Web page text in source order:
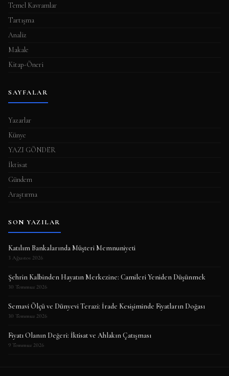
Temel Kavramlar
Tartışma
Analiz
Makale
Kitap-Öneri
SAYFALAR
Yazarlar
Künye
YAZI GÖNDER
İktisat
Gündem
Araştırma
SON YAZILAR
Katılım Bankalarında Müşteri Memnuniyeti
3 Ağustos 2026
Şehrin Kalbinden Hayatın Merkezine: Camileri Yeniden Düşünmek
30 Temmuz 2026
Semavi Ölçü ve Dünyevi Terazi: İrade Kesişiminde Fiyatların Doğası
30 Temmuz 2026
Fiyatı Olanın Değeri: İktisat ve Ahlakın Çatışması
9 Temmuz 2026